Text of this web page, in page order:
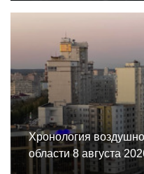
Хронология
области 8 августа